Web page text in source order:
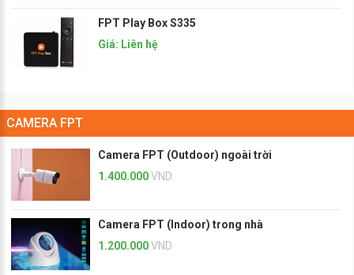
FPT Play Box S335
Giá: Liên hệ
CAMERA FPT
Camera FPT (Outdoor) ngoài trời
1.400.000VND
Camera FPT (Indoor) trong nhà
1.200.000VND